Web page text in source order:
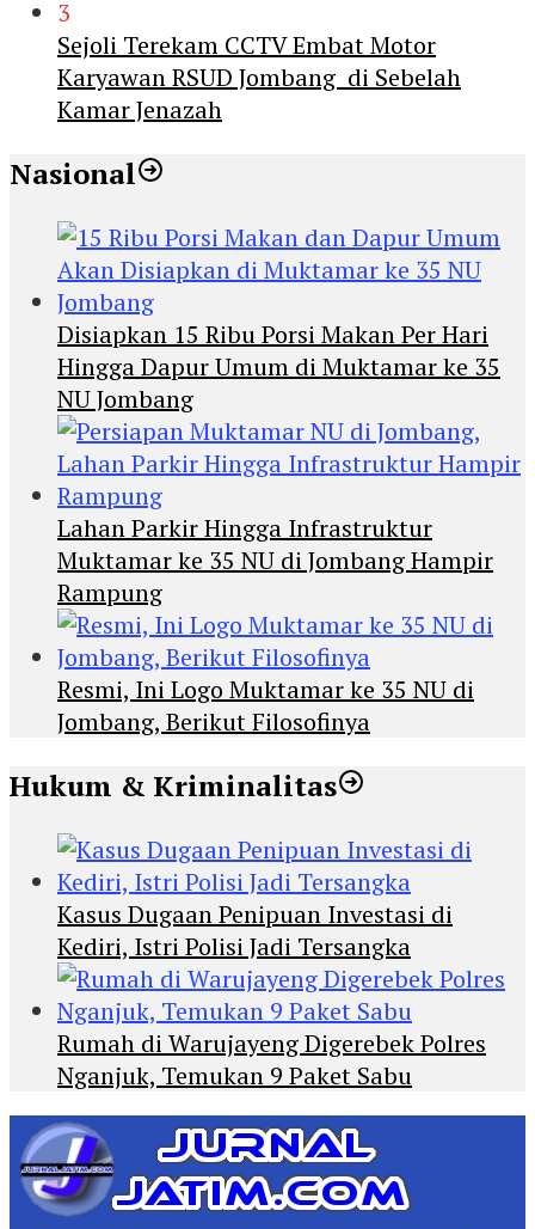
3
Sejoli Terekam CCTV Embat Motor
Karyawan RSUD Jombang di Sebelah
Kamar Jenazah
Nasional
Disiapkan 15 Ribu Porsi Makan Per Hari
Hingga Dapur Umum di Muktamar ke 35
NU Jombang
Lahan Parkir Hingga Infrastruktur
Muktamar ke 35 NU di Jombang Hampir
Rampung
Resmi, Ini Logo Muktamar ke 35 NU di
Jombang, Berikut Filosofinya
Hukum & Kriminalitas
Kasus Dugaan Penipuan Investasi di
Kediri, Istri Polisi Jadi Tersangka
Rumah di Warujayeng Digerebek Polres
Nganjuk, Temukan 9 Paket Sabu